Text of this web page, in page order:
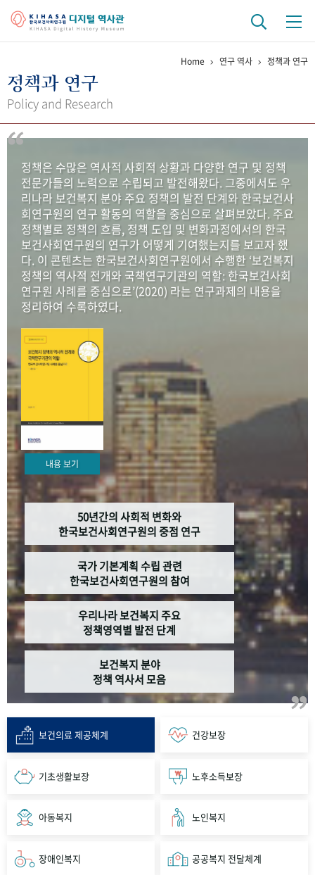
걸어온 길 기관 변천사
연구 역사
정책과 연구 키워드로 보는 연구 역사
연구자들
간행물 변천사
기록물 아카이브
사진 아카이브 문서 기록물 행정박물 영상 기록물
50+1주년 기념
성과 50선 숫자로 보는 50년
세계와 함께 한 KIHASA
VR 역사관
Home 연구 역사 정책과 연구
정책과 연구
Policy and Research
정책은 수많은 역사적 사회적 상황과 다양한 연구 및 정책
전문가들의 노력으로 수립되고 발전해왔다. 그중에서도 우
리나라 보건복지 분야 주요 정책의 발전 단계와 한국보건사
회연구원의 연구 활동의 역할을 중심으로 살펴보았다. 주요
정책별로 정책의 흐름, 정책 도입 및 변화과정에서의 한국
보건사회연구원의 연구가 어떻게 기여했는지를 보고자 했
다. 이 콘텐츠는 한국보건사회연구원에서 수행한 ‘보건복지
정책의 역사적 전개와 국책연구기관의 역할: 한국보건사회
연구원 사례를 중심으로’(2020) 라는 연구과제의 내용을
정리하여 수록하였다.
내용 보기
50년간의 사회적 변화와
한국보건사회연구원의 중점 연구
국가 기본계획 수립 관련
한국보건사회연구원의 참여
우리나라 보건복지 주요
정책영역별 발전 단계
보건복지 분야
정책 역사서 모음
보건의료 제공체계 건강보장
기초생활보장 노후소득보장
아동복지 노인복지
장애인복지 공공복지 전달체계